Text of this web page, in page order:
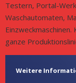
Testern, Portal-
Waschautomaten,
ganze
Weitere